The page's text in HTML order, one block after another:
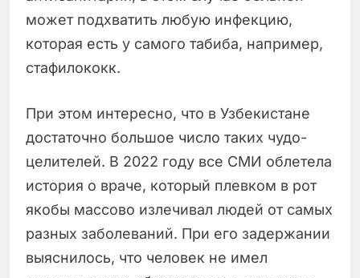
может подхватить любую инфекцию,
которая есть у самого табиба, например,
стафилококк.
При этом интересно, что в Узбекистане
достаточно большое число таких чудо-
целителей. В 2022 году все СМИ облетела
история о враче, который плевком в рот
якобы массово излечивал людей от самых
разных заболеваний. При его задержании
выяснилось, что человек не имел